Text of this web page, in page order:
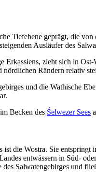
Tiefebene geprägt, die
Ausläufer des
Erkassiens, zieht sich in
nördlichen Rändern relativ
und die Wathische
Becken des Śelwezer Sees
ist die Wostra. Sie
entwässern in Süd-
Salwatengebirges und